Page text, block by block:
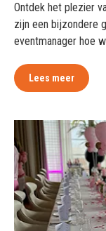
Ontdek het plezier
zijn een bijzondere
eventmanager hoe
Lees meer